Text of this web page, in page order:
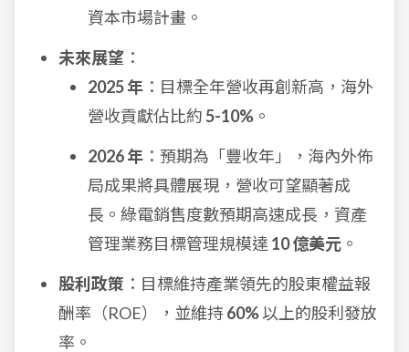
資本市場計畫。
未來展望 ：
2025 年 ：目標全年營收再創新高，海外
營收貢獻佔比約5-10% 。
2026 年 ：預期為「豐收年」，海內外佈
局成果將具體展現，營收可望顯著成
長。綠電銷售度數預期高速成長，資產
管理業務目標管理規模達 10 億美元 。
股利政策 ：目標維持產業領先的股東權益報
酬率（ROE），並維持60%以上的股利發放
率。